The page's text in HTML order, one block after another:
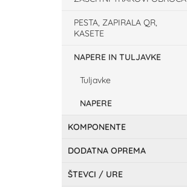
PESTA, ZAPIRALA QR,
KASETE
NAPERE IN TULJAVKE
Tuljavke
NAPERE
KOMPONENTE
DODATNA OPREMA
ŠTEVCI / URE